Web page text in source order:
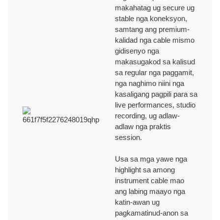
makahatag ug secure ug
stable nga koneksyon,
samtang ang premium-
kalidad nga cable mismo
gidisenyo nga
makasugakod sa kalisud
sa regular nga paggamit,
nga naghimo niini nga
kasaligang pagpili para sa
live performances, studio
recording, ug adlaw-
adlaw nga praktis
session.
Usa sa mga yawe nga
highlight sa among
instrument cable mao
ang labing maayo nga
katin-awan ug
pagkamatinud-anon sa
Naghatag kami usa-sa-usa nga representante sa pagbaligya aron
makatabang sa pagsulbad sa bisan unsang mga isyu o kabalaka nga
mahimo’g naa sa mga kustomer sa produkto aron masiguro ang usa ka
ON-TIME NGA PAGHATUD
Kami adunay episyente nga mga proseso sa pagpadala ug paghatud
aron masiguro ang on-time nga paghatud aron matuman ang mga tagal
TEKNIKAL UG SUPORTA
Naghatag kami mga propesyonal nga teknikal nga suporta nga adunay
30+ ka tuig nga produksiyon sa OEM / ODM ug mga kasinatian sa
Ningbo Jingyi Electronic